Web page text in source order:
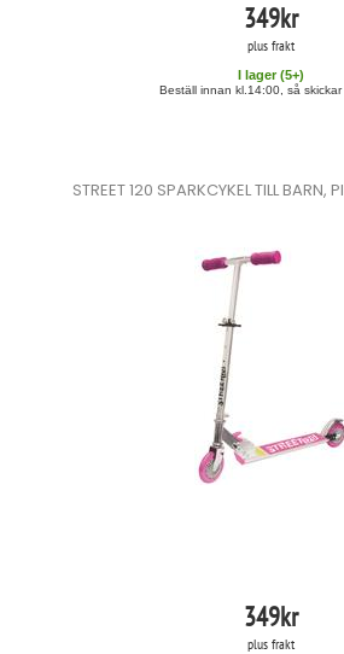
349kr
plus frakt
I lager (5+)
Beställ innan kl.14:00, så skickar
STREET 120 SPARKCYKEL TILL BARN,
349kr
plus frakt